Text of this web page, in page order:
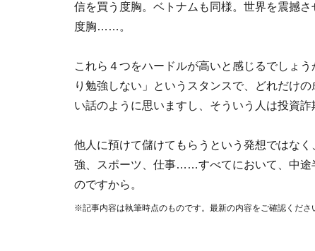
信を買う度胸。ベトナムも同様。世界を震撼
度胸……。
これら４つをハードルが高いと感じるでしょ
り勉強しない」というスタンスで、どれだけ
い話のように思いますし、そういう人は投資詐
他人に預けて儲けてもらうという発想ではな
強、スポーツ、仕事……すべてにおいて、中途
のですから。
※記事内容は執筆時点のものです。最新の内容をご確認くださ